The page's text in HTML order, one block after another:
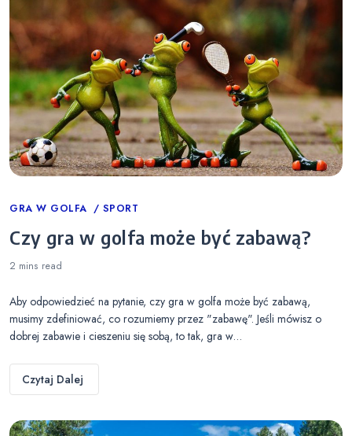
Categories
GRA W GOLFA SPORT
Czy gra w golfa może być zabawą?
2 mins read
Aby odpowiedzieć na pytanie, czy gra w golfa może być zabawą,
musimy zdefiniować, co rozumiemy przez "zabawę". Jeśli mówisz o
dobrej zabawie i cieszeniu się sobą, to tak, gra w…
Czytaj Dalej